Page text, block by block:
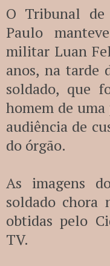
O Tribunal
Paulo
militar Luan
anos, na tarde
soldado, que
homem de
audiência de
do órgão.
As imagens
soldado
obtidas pelo
TV.